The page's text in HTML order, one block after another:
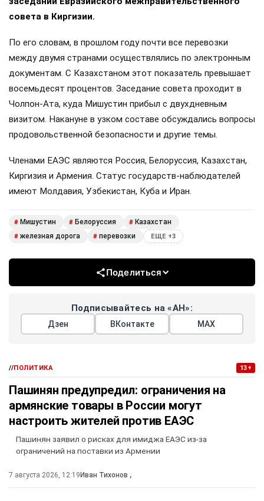
совета в Киргизии.
По его словам, в прошлом году почти все перевозки
между двумя странами осуществлялись по электронным
документам. С Казахстаном этот показатель превышает
восемьдесят процентов. Заседание совета проходит в
Чолпон-Ата, куда Мишустин прибыл с двухдневным
визитом. Накануне в узком составе обсуждались вопросы
продовольственной безопасности и другие темы.
Членами ЕАЭС являются Россия, Белоруссия, Казахстан,
Киргизия и Армения. Статус государств-наблюдателей
имеют Молдавия, Узбекистан, Куба и Иран.
# Мишустин # Белоруссия # Казахстан
# железная дорога # перевозки ЕЩЕ +3
Поделиться
Подписывайтесь на «АН»:
Дзен ВКонтакте МАХ
//ПОЛИТИКА 13+
Пашинян предупредил: ограничения на
армянские товары в России могут
настроить жителей против ЕАЭС
Пашинян заявил о рисках для имиджа ЕАЭС из-за
ограничений на поставки из Армении
7 августа 2026, 12:19 Иван Тихонов ,